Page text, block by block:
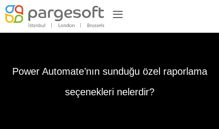
Power Automate’nın sunduğu özel raporlama
seçenekleri nelerdir?